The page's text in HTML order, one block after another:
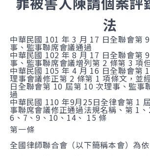
法
中華民國 101 年 3 月 17 日全聯會第
事、監事聯席會議通過
中華民國 102 年 8 月 17 日全聯會第
事、監事聯席會議增列第 2 條第 3 項
中華民國 105 年 4 月 16 日全聯會第
理事會議修正第 2 條第 1 項條文，並
日全聯會第 10 屆第 10 次理事、監事
過
中華民國 110 年9月25日全律會第 1
事聯席會議修正通過法規名稱、第 1、
6、7、9、10、14、 15 條
第一條
全國律師聯合會（以下簡稱本會）為